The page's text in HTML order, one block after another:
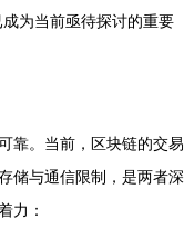
为当前亟待探讨的重要
靠。当前，区块链的交易
储与通信限制，是两者深
力：